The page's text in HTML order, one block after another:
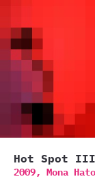
Hot Spot III
2009, Mona